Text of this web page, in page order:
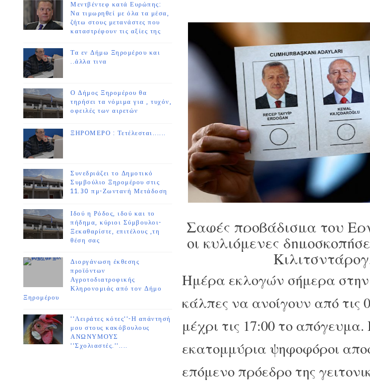
Μεντβέντεφ κατά Ευρώπης:
Να τιμωρηθεί με όλα τα μέσα,
ζήτω στους μετανάστες που
καταστρέφουν τις αξίες της
Τα εν Δήμω Ξηρομέρου και
..άλλα τινα
Ο Δήμος Ξηρομέρου θα
τηρήσει τα νόμιμα για , τυχόν,
οφειλές των αιρετών
ΞΗΡΟΜΕΡΟ : Τετέλεσται......
Συνεδριάζει το Δημοτικό
Συμβούλιο Ξηρομέρου στις
11.30 πμ-Ζωντανή Μετάδοση
Ιδού η Ρόδος, ιδού και το
πήδημα, κύριοι Σύμβουλοι-
Ξεκαθαρίστε, επιτέλους ,τη
θέση σας
Διοργάνωση έκθεσης
προϊόντων
Αγροτοδιατροφικής
Κληρονομιάς από τον Δήμο
Ξηρομέρου
''Λειράτες κότες''-Η απάντησή
μου στους κακόβουλους
ΑΝΩΝΥΜΟΥΣ
''Σχολιαστές.''....
Σαφές προβάδισμα του
οι κυλιόμενες
Ημέρα εκλογών σήμερα στην
κάλπες να ανοίγουν από τις
μέχρι τις 17:00 το
εκατομμύρια ψηφοφόροι
επόμενο πρόεδρο της